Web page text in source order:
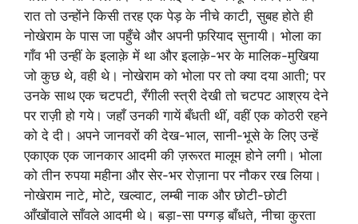
रात तो उन्होंने किसी तरह एक पेड़ के नीचे काटी, सुबह होते ही
नोखेराम के पास जा पहुँचे और अपनी फ़रियाद सुनायी। भोला का
गाँव भी उन्हीं के इलाक़े में था और इलाक़े-भर के मालिक-मुखिया
जो कुछ थे, वही थे। नोखेराम को भोला पर तो क्या दया आती; पर
उनके साथ एक चटपटी, रँगीली स्त्री देखी तो चटपट आश्रय देने
पर राज़ी हो गये। जहाँ उनकी गायें बँधती थीं, वहीं एक कोठरी रहने
को दे दी। अपने जानवरों की देख-भाल, सानी-भूसे के लिए उन्हें
एकाएक एक जानकार आदमी की ज़रूरत मालूम होने लगी। भोला
को तीन रुपया महीना और सेर-भर रोज़ाना पर नौकर रख लिया।
नोखेराम नाटे, मोटे, खल्वाट, लम्बी नाक और छोटी-छोटी
आँखोंवाले साँवले आदमी थे। बड़ा-सा पग्गड़ बाँधते, नीचा कुरता